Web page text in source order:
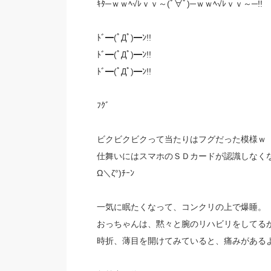
ｷﾀ─ｗｗﾍ√ﾚｖｖ～(ﾟ∀ﾟ)─ｗｗﾍ√ﾚｖｖ～─!!
ﾄﾞ━(ﾟДﾟ)━ﾝ!!
ﾄﾞ━(ﾟДﾟ)━ﾝ!!
ﾄﾞ━(ﾟДﾟ)━ﾝ!!
ﾌｸﾞ
ビクビクビクって当たりはフグだった模様ｗ
仕舞いにはスマホのＳＤカードが認識しなく
Ω＼ζ°)ﾁｰﾝ
一気に眠たくなって、コンクリの上で爆睡。
おっちゃんは、黙々と腕のリハビリをしてる
時折、薄目を開けてみていると、痛みがある